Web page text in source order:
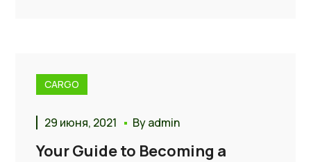
CARGO
29 июня, 2021 Byadmin
Your Guide to Becoming a